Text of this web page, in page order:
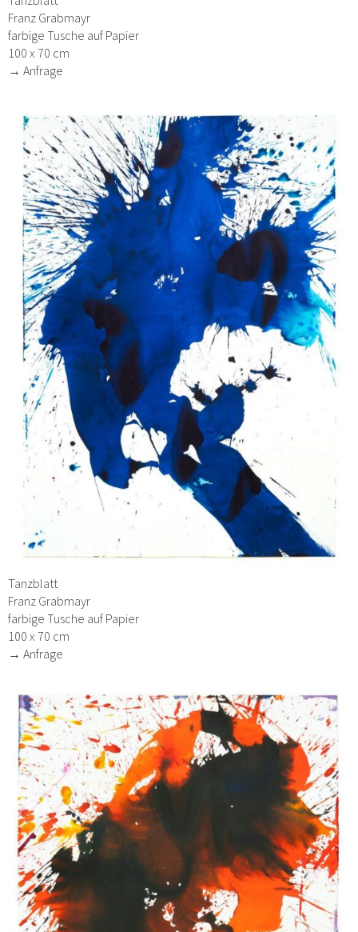
Franz Grabmayr
farbige Tusche auf Papier
100 x 70 cm
→ Anfrage
Tanzblatt
Franz Grabmayr
farbige Tusche auf Papier
100 x 70 cm
→ Anfrage